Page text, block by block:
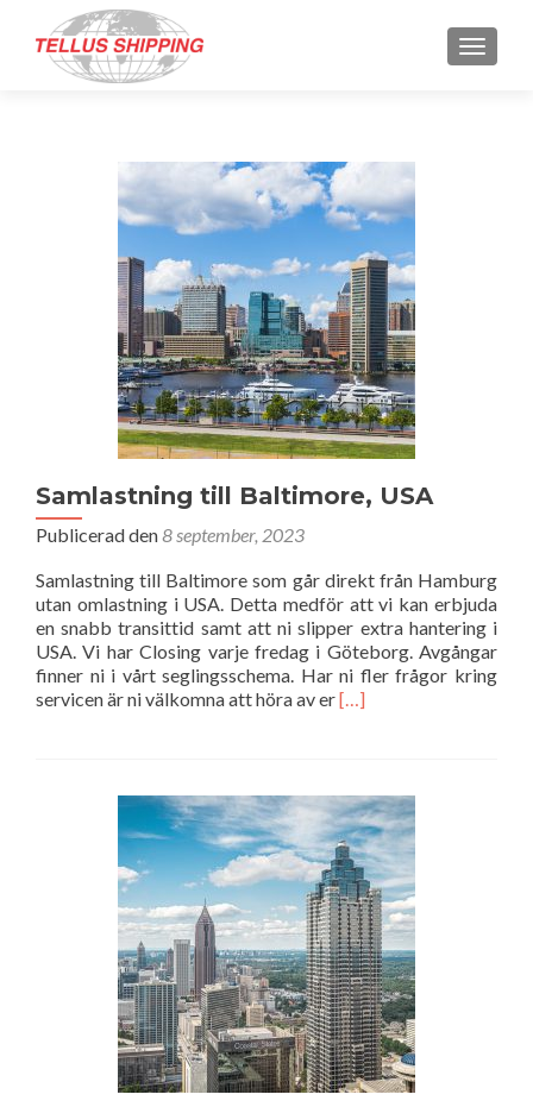
SLÅ
Samlastning till Baltimore, USA
Publicerad den8 september, 2023
Samlastning till Baltimore som går direkt från Hamburg
utan omlastning i USA. Detta medför att vi kan erbjuda
en snabb transittid samt att ni slipper extra hantering i
USA. Vi har Closing varje fredag i Göteborg. Avgångar
finner ni i vårt seglingsschema. Har ni fler frågor kring
servicen är ni välkomna att höra av erLäs
till
Baltimore,
USA
[…]